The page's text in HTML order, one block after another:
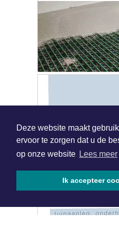
Deze website maakt
ervoor te zorgen dat u de
op onze website Lees meer
Ik accepteer